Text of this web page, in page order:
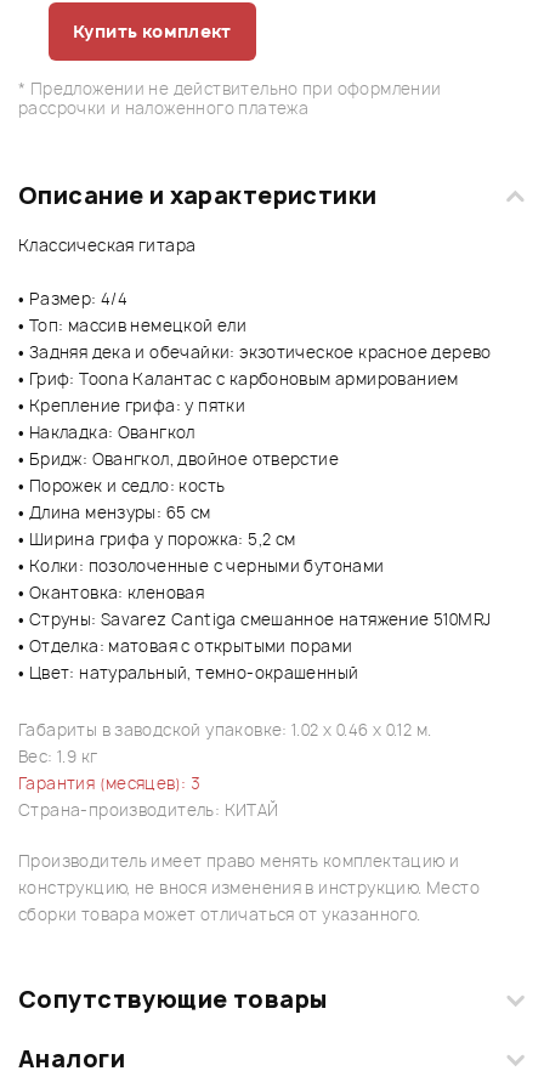
Купить комплект
* Предложении не действительно при оформлении
рассрочки и наложенного платежа
Описание и характеристики
Классическая гитара
• Размер: 4/4
• Топ: массив немецкой ели
• Задняя дека и обечайки: экзотическое красное дерево
• Гриф: Toona Калантас с карбоновым армированием
• Крепление грифа: у пятки
• Накладка: Овангкол
• Бридж: Овангкол, двойное отверстие
• Порожек и седло: кость
• Длина мензуры: 65 см
• Ширина грифа у порожка: 5,2 см
• Колки: позолоченные с черными бутонами
• Окантовка: кленовая
• Струны: Savarez Cantiga смешанное натяжение 510MRJ
• Отделка: матовая с открытыми порами
• Цвет: натуральный, темно-окрашенный
Габариты в заводской упаковке: 1.02 x 0.46 x 0.12 м.
Вес: 1.9 кг
Гарантия (месяцев): 3
Страна-производитель: КИТАЙ
Производитель имеет право менять комплектацию и
конструкцию, не внося изменения в инструкцию. Место
сборки товара может отличаться от указанного.
Сопутствующие товары
Аналоги